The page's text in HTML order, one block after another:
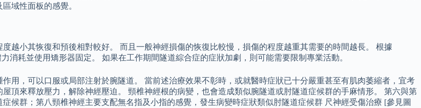
域性面板的感覺。
越小其恢復和預後相對較好。 而且一般神經損傷的恢復比較慢，損傷的程度越重其需要的時間越長。 根據
消耗並使用矯形器固定。 如果在工作期間隧道綜合症的症狀加劇，則可能需要限制專業活動。
用，可以口服或局部注射於腕隧道。 當前述治療效果不彰時，或就醫時症狀已十分嚴重甚至有肌肉萎縮者，宜考
頂來釋放壓力，解除神經壓迫。 頸椎神經根的病變，也會造成類似腕隧道或肘隧道症候群的手麻情形。 第六與第
候群；第八頸椎神經主要支配無名指及小指的感覺，發生病變時症狀類似肘隧道症候群 尺神經受傷治療 [參見圖